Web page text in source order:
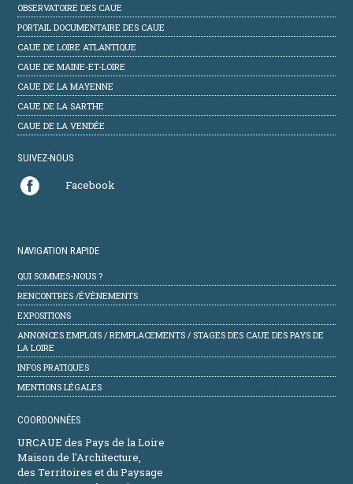
OBSERVATOIRE DES CAUE
PORTAIL DOCUMENTAIRE DES CAUE
CAUE DE LOIRE ATLANTIQUE
CAUE DE MAINE-ET-LOIRE
CAUE DE LA MAYENNE
CAUE DE LA SARTHE
CAUE DE LA VENDÉE
SUIVEZ-NOUS
Facebook
NAVIGATION RAPIDE
QUI SOMMES-NOUS ?
RENCONTRES /ÉVÈNEMENTS
EXPOSITIONS
ANNONCES EMPLOIS / REMPLACEMENTS / STAGES DES CAUE DES PAYS DE
LA LOIRE
INFOS PRATIQUES
MENTIONS LÉGALES
COORDONNÉES
URCAUE des Pays de la Loire
Maison de l'Architecture,
des Territoires et du Paysage